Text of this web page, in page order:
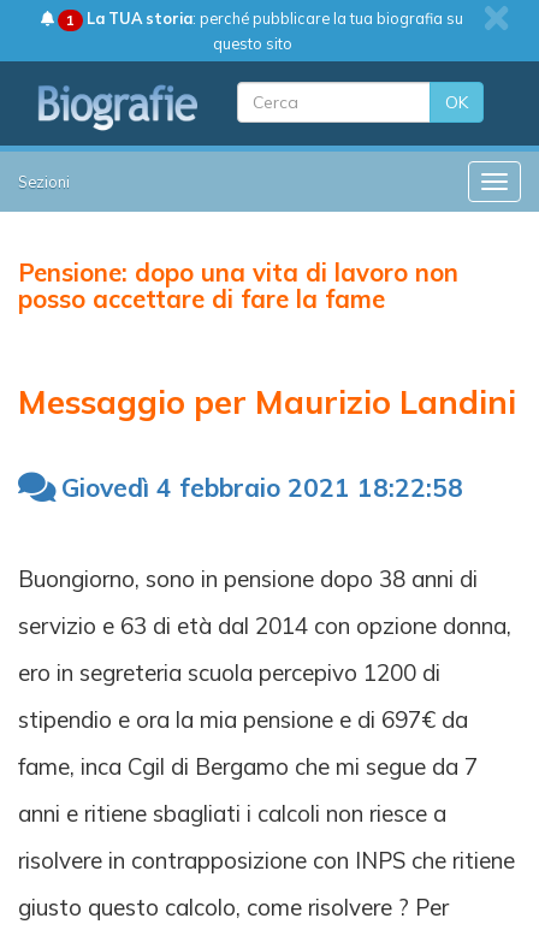
1 La TUA storia: perché pubblicare la tua biografia su
questo sito
OK
Sezioni
Pensione: dopo una vita di lavoro non
posso accettare di fare la fame
Messaggio per Maurizio Landini
Giovedì 4 febbraio 2021 18:22:58
Buongiorno, sono in pensione dopo 38 anni di
servizio e 63 di età dal 2014 con opzione donna,
ero in segreteria scuola percepivo 1200 di
stipendio e ora la mia pensione e di 697€ da
fame, inca Cgil di Bergamo che mi segue da 7
anni e ritiene sbagliati i calcoli non riesce a
risolvere in contrapposizione con INPS che ritiene
giusto questo calcolo, come risolvere ? Per